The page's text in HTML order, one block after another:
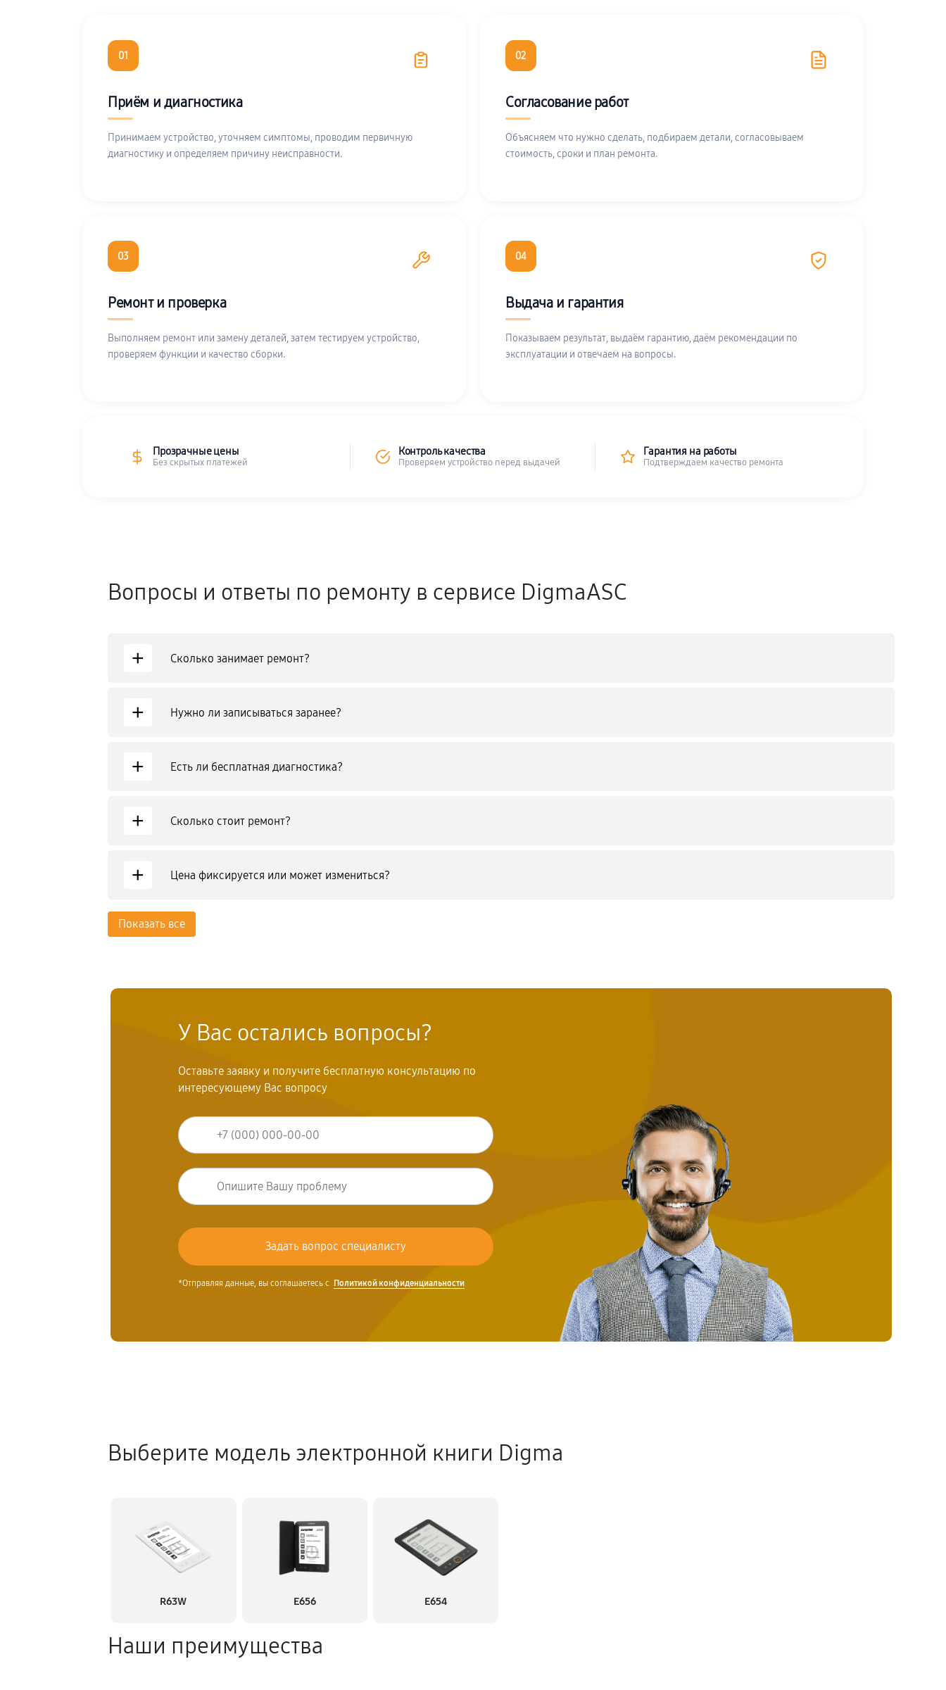
01
Приём и диагностика
Принимаем устройство, уточняем симптомы, проводим первичную
диагностику и определяем причину неисправности.
02
Согласование работ
Объясняем что нужно сделать, подбираем детали, согласовываем
стоимость, сроки и план ремонта.
03
Ремонт и проверка
Выполняем ремонт или замену деталей, затем тестируем устройство,
проверяем функции и качество сборки.
04
Выдача и гарантия
Показываем результат, выдаём гарантию, даём рекомендации по
эксплуатации и отвечаем на вопросы.
Прозрачные цены
Без скрытых платежей
Контроль качества
Проверяем устройство перед выдачей
Гарантия на работы
Подтверждаем качество ремонта
Вопросы и ответы по ремонту в сервисе DigmaASC
+ Сколько занимает ремонт?
+ Нужно ли записываться заранее?
+ Есть ли бесплатная диагностика?
+ Сколько стоит ремонт?
+ Цена фиксируется или может измениться?
Показать все
У Вас остались вопросы?
Оставьте заявку и получите бесплатную консультацию по
интересующему Вас вопросу
*Отправляя данные, вы соглашаетесь с Политикой конфиденциальности
Выберите модель электронной книги Digma
R63W E656 E654
Наши преимущества